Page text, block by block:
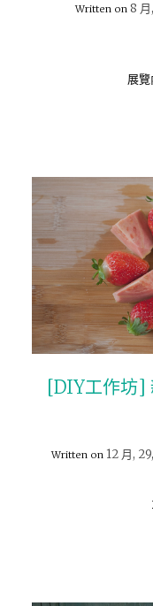
Written on 8
展
[DIY工作坊]
Written on 12 月,